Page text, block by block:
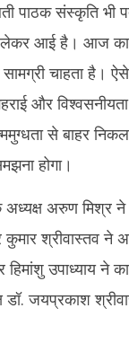
पाठक संस्कृति भी
आई है। आज का
चाहता है।
और विश्वसनीयता
से बाहर
होगा।
अरुण मिश्र ने
श्रीवास्तव ने
हिमांशु उपाध्याय ने
डॉ. जयप्रकाश